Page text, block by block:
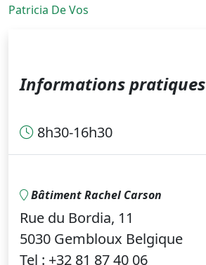
Patricia De Vos
Informations pratiques
8h30-16h30
Bâtiment Rachel Carson
Rue du Bordia, 11
5030 Gembloux Belgique
Tel : +32 81 87 40 06